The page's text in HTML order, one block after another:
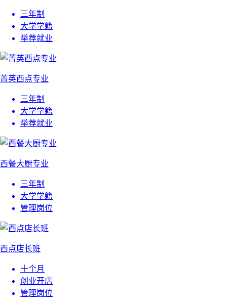
三年制
大学学籍
举荐就业
菁英西点专业
三年制
大学学籍
举荐就业
西餐大厨专业
三年制
大学学籍
管理岗位
西点店长班
十个月
创业开店
管理岗位